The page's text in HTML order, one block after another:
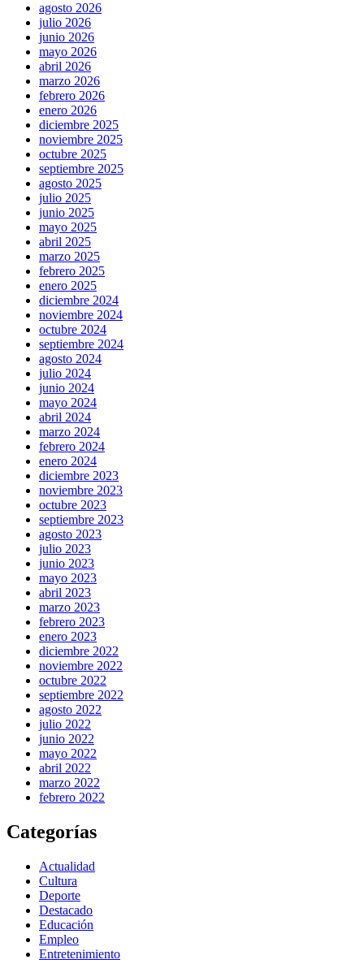
agosto 2026
julio 2026
junio 2026
mayo 2026
abril 2026
marzo 2026
febrero 2026
enero 2026
diciembre 2025
noviembre 2025
octubre 2025
septiembre 2025
agosto 2025
julio 2025
junio 2025
mayo 2025
abril 2025
marzo 2025
febrero 2025
enero 2025
diciembre 2024
noviembre 2024
octubre 2024
septiembre 2024
agosto 2024
julio 2024
junio 2024
mayo 2024
abril 2024
marzo 2024
febrero 2024
enero 2024
diciembre 2023
noviembre 2023
octubre 2023
septiembre 2023
agosto 2023
julio 2023
junio 2023
mayo 2023
abril 2023
marzo 2023
febrero 2023
enero 2023
diciembre 2022
noviembre 2022
octubre 2022
septiembre 2022
agosto 2022
julio 2022
junio 2022
mayo 2022
abril 2022
marzo 2022
febrero 2022
Categorías
Actualidad
Cultura
Deporte
Destacado
Educación
Empleo
Entretenimiento